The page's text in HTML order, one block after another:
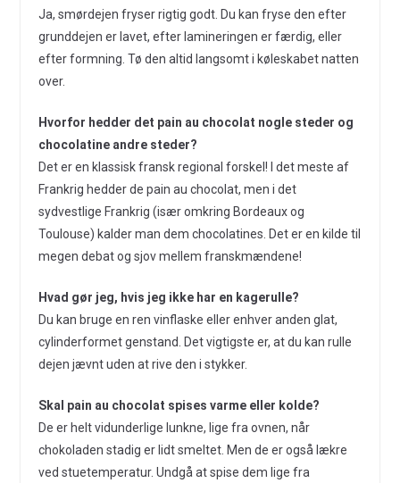
Ja, smørdejen fryser rigtig godt. Du kan fryse den efter
grunddejen er lavet, efter lamineringen er færdig, eller
efter formning. Tø den altid langsomt i køleskabet natten
over.
Hvorfor hedder det pain au chocolat nogle steder og
chocolatine andre steder?
Det er en klassisk fransk regional forskel! I det meste af
Frankrig hedder de pain au chocolat, men i det
sydvestlige Frankrig (især omkring Bordeaux og
Toulouse) kalder man dem chocolatines. Det er en kilde til
megen debat og sjov mellem franskmændene!
Hvad gør jeg, hvis jeg ikke har en kagerulle?
Du kan bruge en ren vinflaske eller enhver anden glat,
cylinderformet genstand. Det vigtigste er, at du kan rulle
dejen jævnt uden at rive den i stykker.
Skal pain au chocolat spises varme eller kolde?
De er helt vidunderlige lunkne, lige fra ovnen, når
chokoladen stadig er lidt smeltet. Men de er også lækre
ved stuetemperatur. Undgå at spise dem lige fra